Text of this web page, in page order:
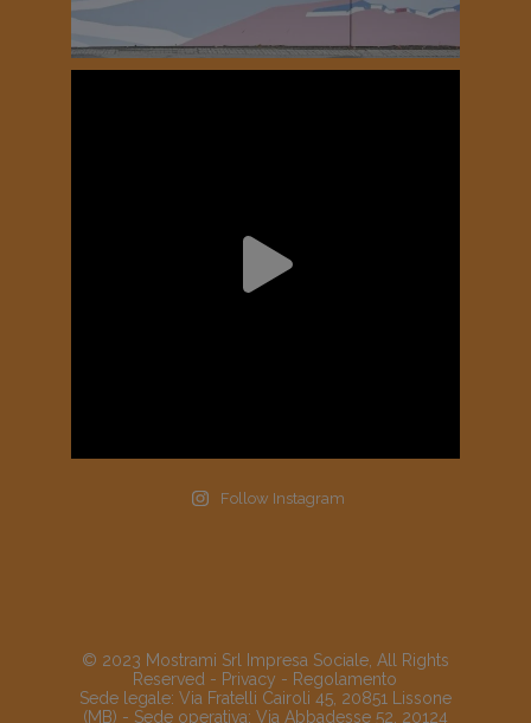
Follow Instagram
© 2023 Mostrami Srl Impresa Sociale, All Rights
Reserved - Privacy - Regolamento
Sede legale: Via Fratelli Cairoli 45, 20851 Lissone
(MB) - Sede operativa: Via Abbadesse 52, 20124